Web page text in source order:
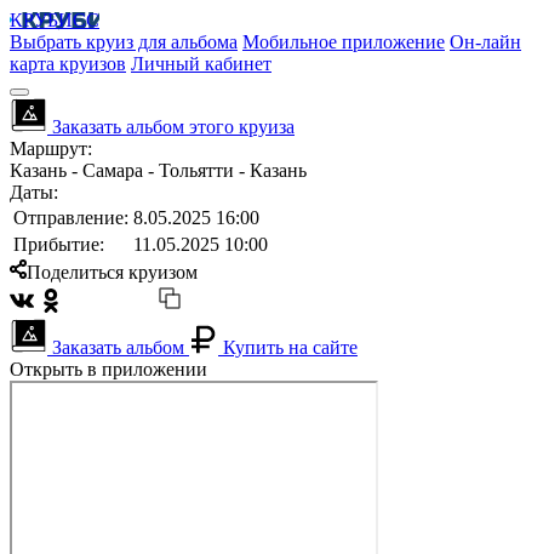
КРУБИСС
Выбрать круиз для альбома Мобильное приложение Он-лайн
карта круизов Личный кабинет
Заказать альбом этого круиза
Маршрут:
Казань - Самара - Тольятти - Казань
Даты:
Отправление: 8.05.2025 16:00
Прибытие:
11.05.2025 10:00
Поделиться круизом
Заказать альбом
Купить на сайте
Открыть в приложении